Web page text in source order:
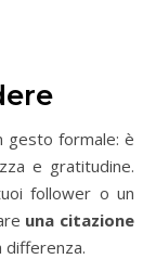
gesto formale: è
e gratitudine.
follower o un
una citazione
differenza.